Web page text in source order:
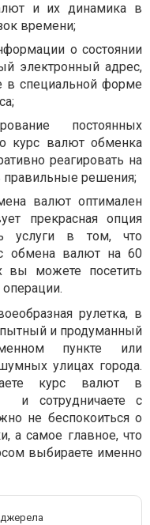
и их динамика в
времени;
о состоянии
электронный адрес,
в специальной форме
;
постоянных
курс валют обменка
реагировать на
правильные решения;
валют оптимален
прекрасная опция
услуги в том, что
обмена валют на 60
вы можете посетить
рулетка, в
и продуманный
пункте или
улицах города.
курс валют в
и сотрудничаете с
не беспокоиться о
а самое главное, что
выбираете именно
джерела